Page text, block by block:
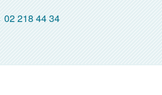
02 218 44 34